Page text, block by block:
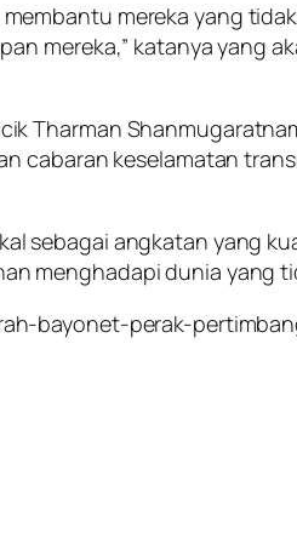
mereka yang
mereka,” katanya yang
Tharman
cabaran keselamatan
sebagai angkatan yang
menghadapi dunia yang
bayonet-perak-